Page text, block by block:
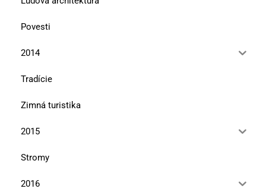
Povesti
2014
Tradície
Zimná turistika
2015
Stromy
2016